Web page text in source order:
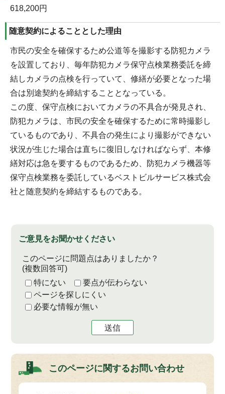
618,200円
随意契約によることとした理由
市民の安全を確保するため公道等を撮影する防犯カメラ
を設置しており、毎年防犯カメラ保守点検業務委託を締
結しカメラの点検を行っていて、修繕が必要となった場
合は別途契約を締結することとなっている。
この度、保守点検においてカメラの不具合が発見され、
防犯カメラは、市民の安全を確保するために常時撮影し
ているものであり、不具合の発生により撮影ができない
状況が生じた場合は直ちに復旧しなければならず、本修
繕対応は急を要するものであるため、防犯カメラ機器等
保守点検業務を委託しているベストビルサービス株式会
社と随意契約を締結するものである。
ご意見をお聞かせください
このページに問題点はありましたか？
(複数回答可)
特にない
要点が伝わらない
ページを探しにくい
必要な情報が無い
送信
このページに関するお問い合わせ